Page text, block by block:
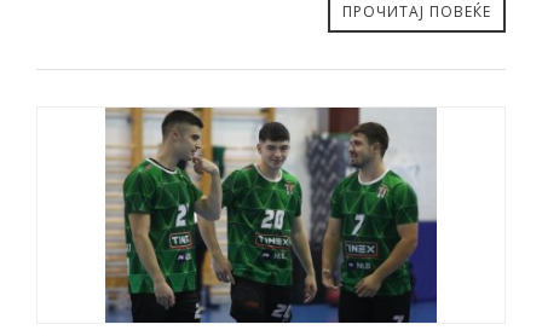
ПРОЧИТАЈ ПОВЕЌЕ